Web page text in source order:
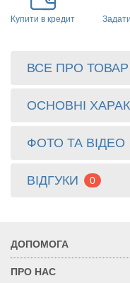
Купити в кредит
ВСЕ ПРО ТОВАР
ОСНОВНІ
ФОТО ТА ВІДЕО
ВІДГУКИ 0
ДОПОМОГА
ПРО НАС